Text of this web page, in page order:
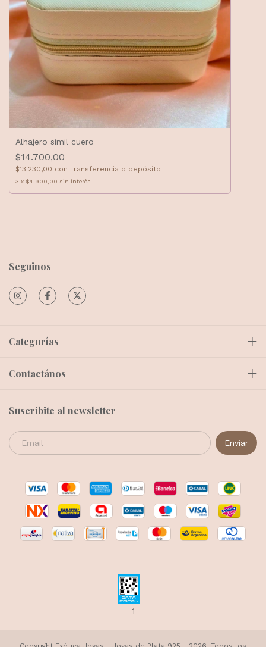
Alhajero simil cuero
$14.700,00
$13.230,00 con Transferencia o depósito
3 x $4.900,00 sin interés
Seguinos
Categorías
Contactános
Suscribite al newsletter
1